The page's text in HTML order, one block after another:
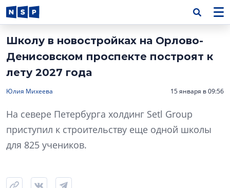
Школу в новостройках на Орлово-
Денисовском проспекте построят к
лету 2027 года
Юлия Михеева 15 января в 09:56
На севере Петербурга холдинг Setl Group
приступил к строительству еще одной школы
для 825 учеников.